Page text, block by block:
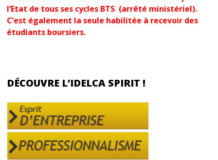
l’Etat de tous ses cycles BTS (arrêté ministériel).
C’est également la seule habilitée à recevoir des
étudiants boursiers.
DÉCOUVRE L’IDELCA SPIRIT !
Reconnaissance par l’Etat
Postes à pourvoir en alternance
Frais de scolarité
Quels métiers après l’école de
commerce ?